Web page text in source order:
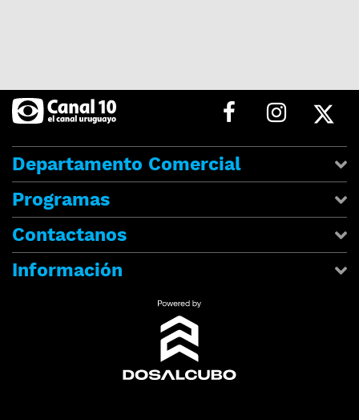
Departamento Comercial
Programas
Contactanos
Información